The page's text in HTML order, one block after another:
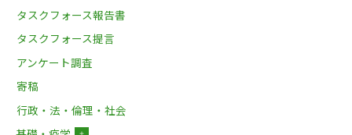
タスクフォース報告書
タスクフォース提言
アンケート調査
寄稿
行政・法・倫理・社会
＋